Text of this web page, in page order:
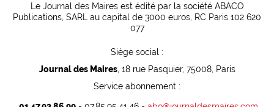
Le Journal des Maires est édité par la société ABACO
Publications, SARL au capital de 3000 euros, RC Paris 102 620
077
Siège social :
Journal des Maires, 18 rue Pasquier, 75008, Paris
Service abonnement :